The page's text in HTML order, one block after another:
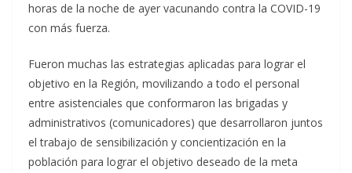
horas de la noche de ayer vacunando contra la COVID-19
con más fuerza.
Fueron muchas las estrategias aplicadas para lograr el
objetivo en la Región, movilizando a todo el personal
entre asistenciales que conformaron las brigadas y
administrativos (comunicadores) que desarrollaron juntos
el trabajo de sensibilización y concientización en la
población para lograr el objetivo deseado de la meta